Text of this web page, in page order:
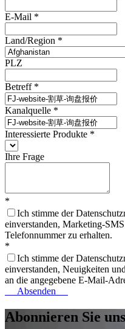
E-Mail *
Land/Region *
PLZ
Betreff*
Kanalquelle *
Interessierte Produkte *
Ihre Frage
*
Ich stimme der
einverstanden, Marketing-
Telefonnummer zu erhalten.
*
Ich stimme der
einverstanden, Neuigkeiten
an die angegebene E-Mail-
Absenden
Abonnieren Sie